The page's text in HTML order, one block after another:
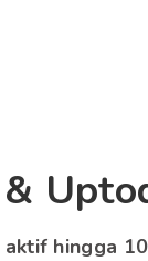
hingga